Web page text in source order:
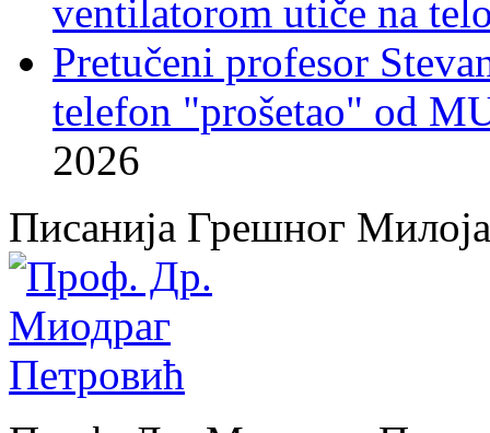
ventilatorom utiče na
Pretučeni profesor
telefon "prošetao" od
2026
Писанија Грешног Милоја